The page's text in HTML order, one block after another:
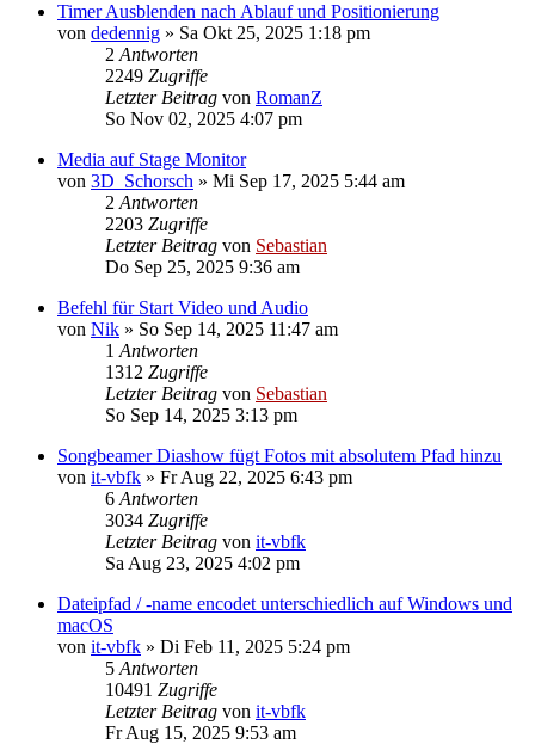
Timer Ausblenden nach Ablauf und Positionierung
von dedennig » Sa Okt 25, 2025 1:18 pm
2 Antworten
2249 Zugriffe
Letzter Beitrag von RomanZ
So Nov 02, 2025 4:07 pm
Media auf Stage Monitor
von 3D_Schorsch » Mi Sep 17, 2025 5:44 am
2 Antworten
2203 Zugriffe
Letzter Beitrag von Sebastian
Do Sep 25, 2025 9:36 am
Befehl für Start Video und Audio
von Nik » So Sep 14, 2025 11:47 am
1 Antworten
1312 Zugriffe
Letzter Beitrag von Sebastian
So Sep 14, 2025 3:13 pm
Songbeamer Diashow fügt Fotos mit absolutem Pfad hinzu
von it-vbfk » Fr Aug 22, 2025 6:43 pm
6 Antworten
3034 Zugriffe
Letzter Beitrag von it-vbfk
Sa Aug 23, 2025 4:02 pm
Dateipfad / -name encodet unterschiedlich auf Windows und
macOS
von it-vbfk » Di Feb 11, 2025 5:24 pm
5 Antworten
10491 Zugriffe
Letzter Beitrag von it-vbfk
Fr Aug 15, 2025 9:53 am